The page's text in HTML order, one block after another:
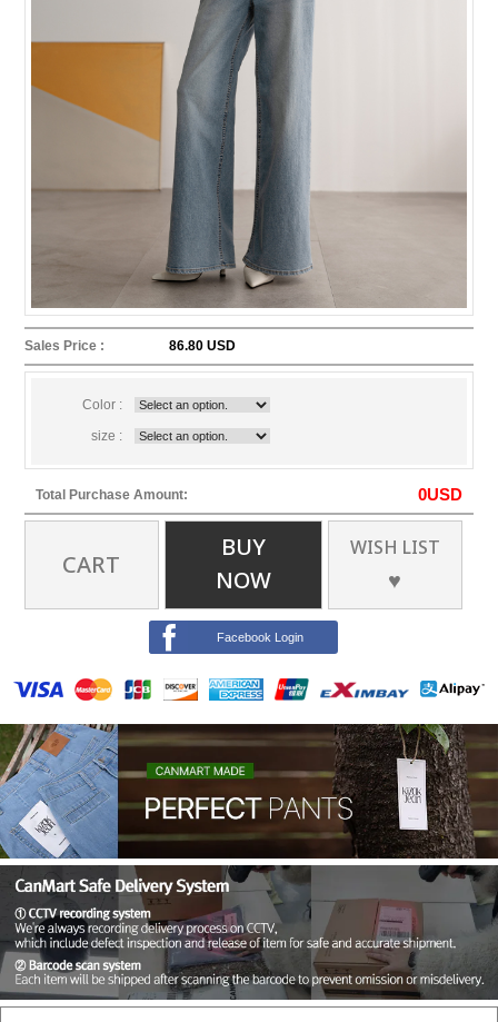
Sales Price : 86.80 USD
Color :
size :
Total Purchase Amount: 0USD
CART
BUY
NOW
WISH LIST
♥
Facebook Login